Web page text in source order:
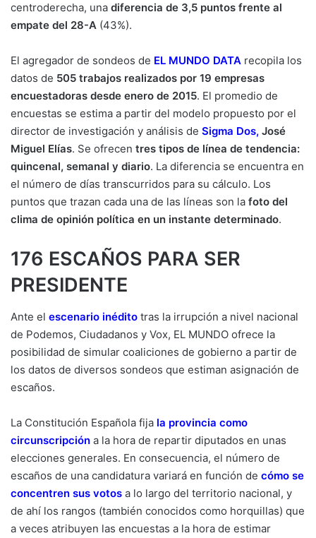
centroderecha, una diferencia de 3,5 puntos frente al
empate del 28-A (43%).
El agregador de sondeos de EL MUNDO DATA recopila los
datos de 505 trabajos realizados por 19 empresas
encuestadoras desde enero de 2015. El promedio de
encuestas se estima a partir del modelo propuesto por el
director de investigación y análisis de Sigma Dos, José
Miguel Elías. Se ofrecen tres tipos de línea de tendencia:
quincenal, semanal y diario. La diferencia se encuentra en
el número de días transcurridos para su cálculo. Los
puntos que trazan cada una de las líneas son la foto del
clima de opinión política en un instante determinado.
176 ESCAÑOS PARA SER
PRESIDENTE
Ante el escenario inédito tras la irrupción a nivel nacional
de Podemos, Ciudadanos y Vox, EL MUNDO ofrece la
posibilidad de simular coaliciones de gobierno a partir de
los datos de diversos sondeos que estiman asignación de
escaños.
La Constitución Española fija la provincia como
circunscripción a la hora de repartir diputados en unas
elecciones generales. En consecuencia, el número de
escaños de una candidatura variará en función de cómo se
concentren sus votos a lo largo del territorio nacional, y
de ahí los rangos (también conocidos como horquillas) que
a veces atribuyen las encuestas a la hora de estimar